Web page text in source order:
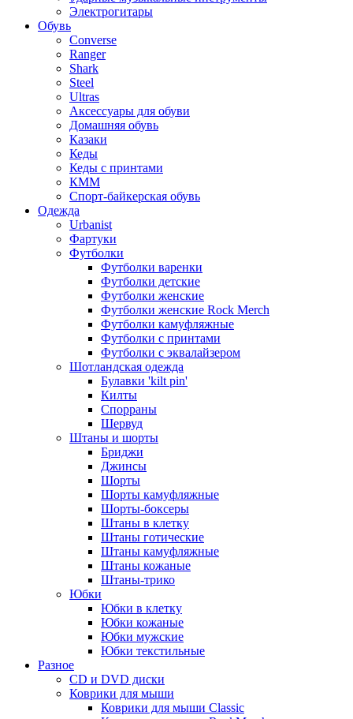
Электрогитары
Обувь
Converse
Ranger
Shark
Steel
Ultras
Аксессуары для обуви
Домашняя обувь
Казаки
Кеды
Кеды с принтами
КММ
Спорт-байкерская обувь
Одежда
Urbanist
Фартуки
Футболки
Футболки варенки
Футболки детские
Футболки женские
Футболки женские Rock Merch
Футболки камуфляжные
Футболки с принтами
Футболки с эквалайзером
Шотландская одежда
Булавки 'kilt pin'
Килты
Спорраны
Шервуд
Штаны и шорты
Бриджи
Джинсы
Шорты
Шорты камуфляжные
Шорты-боксеры
Штаны в клетку
Штаны готические
Штаны камуфляжные
Штаны кожаные
Штаны-трико
Юбки
Юбки в клетку
Юбки кожаные
Юбки мужские
Юбки текстильные
Разное
CD и DVD диски
Коврики для мыши
Коврики для мыши Classic